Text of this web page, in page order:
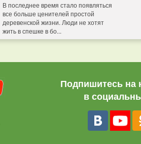
В последнее время стало появляться
все больше ценителей простой
деревенской жизни. Люди не хотят
жить в спешке в бо...
Подпишитесь на
в